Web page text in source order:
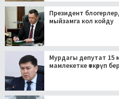
Президент
мыйзамга кол койду
Мурдагы депутат 15
мамлекетке өткөрүп